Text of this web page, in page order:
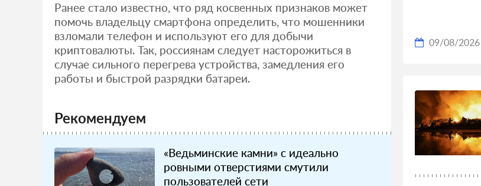
Ранее стало известно, что ряд косвенных признаков может
помочь владельцу смартфона определить, что мошенники
взломали телефон и используют его для добычи
криптовалюты. Так, россиянам следует насторожиться в
случае сильного перегрева устройства, замедления его
работы и быстрой разрядки батареи.
Рекомендуем
«Ведьминские камни» с идеально
ровными отверстиями смутили
пользователей сети
09/08/2026